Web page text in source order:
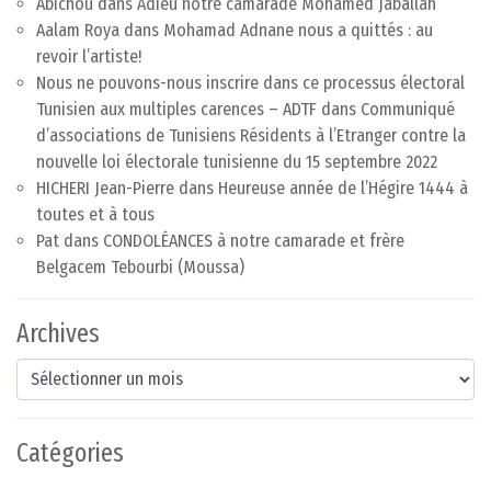
Aalam Roya dans Mohamad Adnane nous a quittés : au
revoir l’artiste!
Nous ne pouvons-nous inscrire dans ce processus électoral
Tunisien aux multiples carences – ADTF dans Communiqué
d’associations de Tunisiens Résidents à l’Etranger contre la
nouvelle loi électorale tunisienne du 15 septembre 2022
HICHERI Jean-Pierre dans Heureuse année de l’Hégire 1444 à
toutes et à tous
Pat dans CONDOLÉANCES à notre camarade et frère
Belgacem Tebourbi (Moussa)
Archives
Archives
Catégories